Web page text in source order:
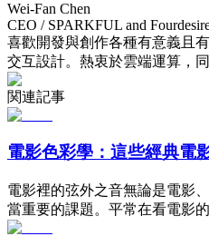
Wei-Fan Chen
CEO / SPARKFUL and
喜歡開發與創作各種有意義且
交互設計。熱衷於雲端運算，
関連記事
電影色彩學：這些經典電
電影裡的弦外之音無論是電影
當重要的課題。平常在看電影